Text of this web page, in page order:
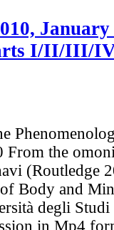
January
I/II/III/
From the
(Routledge
Body and
degli
in Mp4